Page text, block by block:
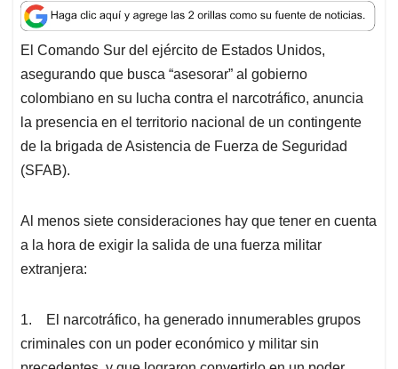
a
t
s
A
p
p
c
e
b
o
o
k
n
k
e
d
I
n
a
i
l
r
e
a
d
s
El Comando Sur del ejército de Estados Unidos,
asegurando que busca “asesorar” al gobierno
colombiano en su lucha contra el narcotráfico, anuncia
la presencia en el territorio nacional de un contingente
de la brigada de Asistencia de Fuerza de Seguridad
(SFAB).
Al menos siete consideraciones hay que tener en cuenta
a la hora de exigir la salida de una fuerza militar
extranjera:
1. El narcotráfico, ha generado innumerables grupos
criminales con un poder económico y militar sin